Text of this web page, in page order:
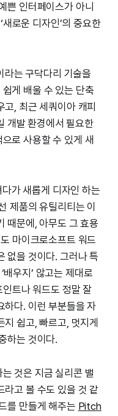
쁜 인터페이스가 아니
로운 디자인’의 중요한
는 구닥다리 기술을
게 배울 수 있는 단축
, 최근 세쿼이아 캐피
개발 환경에서 필요한
로 사용할 수 있게 새
가 새롭게 디자인 하는
제품의 유틸리티는 이
때문에, 아무도 그 효용
마이크로소프트 워드
없을 것이다. 그러나 특
우지’ 않고는 제대로
트나 워드도 정말 잘
하다. 이런 부분들을 자
쉽고, 빠르고, 멋지게
하는 것이다.
것은 지금 실리콘 밸
라고 볼 수도 있을 것 같
를 만들게 해주는 Pitch